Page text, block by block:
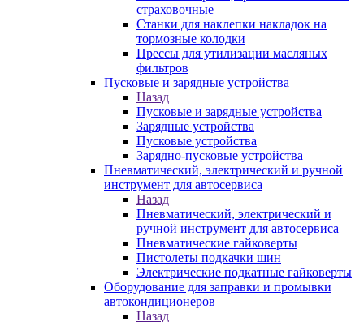
страховочные
Станки для наклепки накладок на
тормозные колодки
Прессы для утилизации масляных
фильтров
Пусковые и зарядные устройства
Назад
Пусковые и зарядные устройства
Зарядные устройства
Пусковые устройства
Зарядно-пусковые устройства
Пневматический, электрический и ручной
инструмент для автосервиса
Назад
Пневматический, электрический и
ручной инструмент для автосервиса
Пневматические гайковерты
Пистолеты подкачки шин
Электрические подкатные гайковерты
Оборудование для заправки и промывки
автокондиционеров
Назад